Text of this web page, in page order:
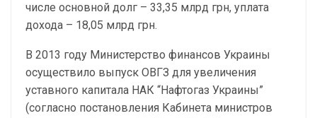
числе основной долг – 33,35 млрд грн, уплата
дохода – 18,05 млрд грн.
В 2013 году Министерство финансов Украины
осуществило выпуск ОВГЗ для увеличения
уставного капитала НАК “Нафтогаз Украины”
(согласно постановления Кабинета министров